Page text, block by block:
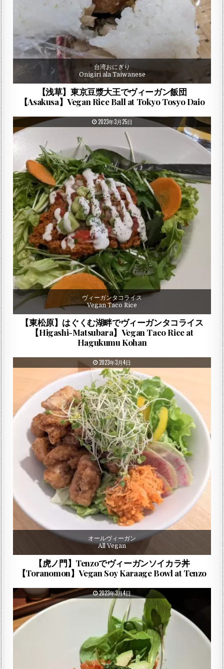
台湾おにぎり
Onigiri ala Taiwanese
【浅草】東京豆漿大王でヴィーガン飯団
【Asakusa】Vegan Rice Ball at Tokyo Tosyo Daio
PUBLISHED DATE:
2023年3月25日
ヴィーガンタコライス
Vegan Taco Rice
【東松原】はぐくむ湖畔でヴィーガンタコライス
【Higashi-Matsubara】Vegan Taco Rice at
Hagukumu Kohan
PUBLISHED DATE:
2023年3月4日
オールヴィーガン
All Vegan
【虎ノ門】Tenzoでヴィーガンソイカラ丼
【Toranomon】Vegan Soy Karaage Bowl at Tenzo
PUBLISHED DATE:
2023年3月4日